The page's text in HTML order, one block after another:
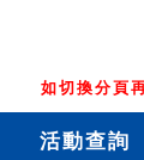
如切換分頁
活動查詢